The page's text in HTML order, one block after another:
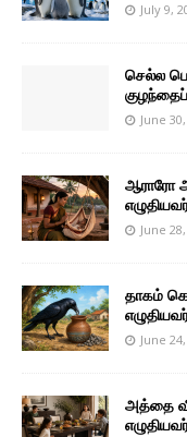
July 9,
செல்ல
June
ஆராரோ
June
தாகம்
June
அத்தை